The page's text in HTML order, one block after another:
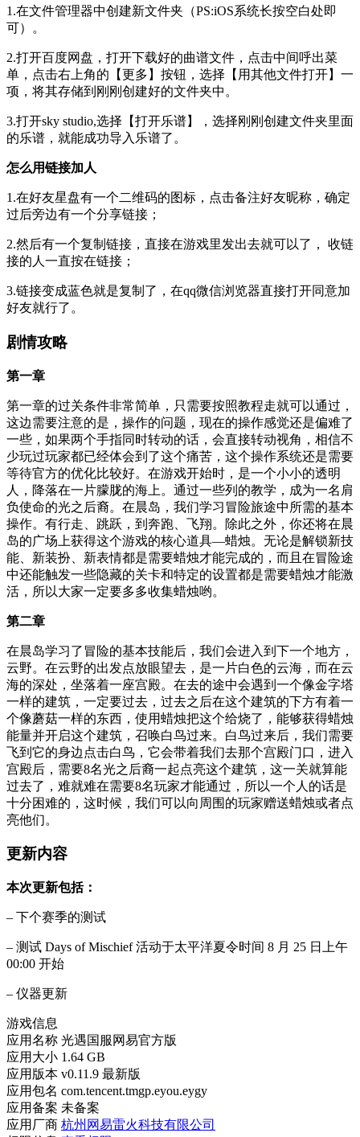
1.在文件管理器中创建新文件夹（PS:iOS系统长按空白处即
可）。
2.打开百度网盘，打开下载好的曲谱文件，点击中间呼出菜
单，点击右上角的【更多】按钮，选择【用其他文件打开】一
项，将其存储到刚刚创建好的文件夹中。
3.打开sky studio,选择【打开乐谱】，选择刚刚创建文件夹里面
的乐谱，就能成功导入乐谱了。
怎么用链接加人
1.在好友星盘有一个二维码的图标，点击备注好友昵称，确定
过后旁边有一个分享链接；
2.然后有一个复制链接，直接在游戏里发出去就可以了， 收链
接的人一直按在链接；
3.链接变成蓝色就是复制了，在qq微信浏览器直接打开同意加
好友就行了。
剧情攻略
第一章
第一章的过关条件非常简单，只需要按照教程走就可以通过，
这边需要注意的是，操作的问题，现在的操作感觉还是偏难了
一些，如果两个手指同时转动的话，会直接转动视角，相信不
少玩过玩家都已经体会到了这个痛苦，这个操作系统还是需要
等待官方的优化比较好。在游戏开始时，是一个小小的透明
人，降落在一片朦胧的海上。通过一些列的教学，成为一名肩
负使命的光之后裔。在晨岛，我们学习冒险旅途中所需的基本
操作。有行走、跳跃，到奔跑、飞翔。除此之外，你还将在晨
岛的广场上获得这个游戏的核心道具—蜡烛。无论是解锁新技
能、新装扮、新表情都是需要蜡烛才能完成的，而且在冒险途
中还能触发一些隐藏的关卡和特定的设置都是需要蜡烛才能激
活，所以大家一定要多多收集蜡烛哟。
第二章
在晨岛学习了冒险的基本技能后，我们会进入到下一个地方，
云野。在云野的出发点放眼望去，是一片白色的云海，而在云
海的深处，坐落着一座宫殿。在去的途中会遇到一个像金字塔
一样的建筑，一定要过去，过去之后在这个建筑的下方有着一
个像蘑菇一样的东西，使用蜡烛把这个给烧了，能够获得蜡烛
能量并开启这个建筑，召唤白鸟过来。白鸟过来后，我们需要
飞到它的身边点击白鸟，它会带着我们去那个宫殿门口，进入
宫殿后，需要8名光之后裔一起点亮这个建筑，这一关就算能
过去了，难就难在需要8名玩家才能通过，所以一个人的话是
十分困难的，这时候，我们可以向周围的玩家赠送蜡烛或者点
亮他们。
更新内容
本次更新包括：
– 下个赛季的测试
– 测试 Days of Mischief 活动于太平洋夏令时间 8 月 25 日上午
00:00 开始
– 仪器更新
游戏信息
应用名称 光遇国服网易官方版
应用大小 1.64 GB
应用版本 v0.11.9 最新版
应用包名 com.tencent.tmgp.eyou.eygy
应用备案 未备案
应用厂商 杭州网易雷火科技有限公司